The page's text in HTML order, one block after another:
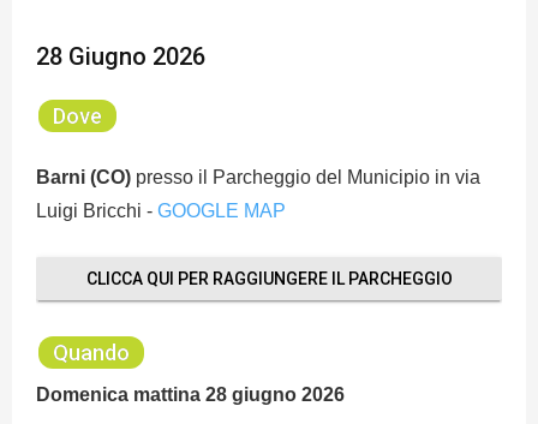
28 Giugno 2026
Dove
Barni (CO) presso il Parcheggio del Municipio in via
Luigi Bricchi - GOOGLE MAP
CLICCA QUI PER RAGGIUNGERE IL PARCHEGGIO
Quando
Domenica mattina 28 giugno 2026